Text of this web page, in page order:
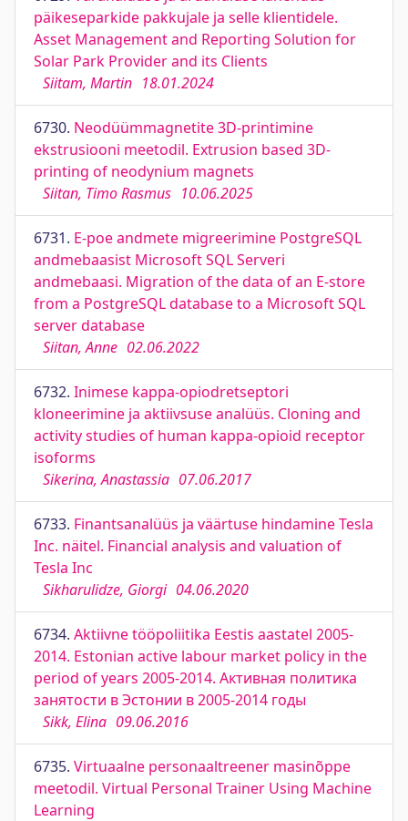
päikeseparkide pakkujale ja selle klientidele.
Asset Management and Reporting Solution for
Solar Park Provider and its Clients
Siitam, Martin 18.01.2024
6730. Neodüümmagnetite 3D-printimine
ekstrusiooni meetodil. Extrusion based 3D-
printing of neodynium magnets
Siitan, Timo Rasmus 10.06.2025
6731. E-poe andmete migreerimine PostgreSQL
andmebaasist Microsoft SQL Serveri
andmebaasi. Migration of the data of an E-store
from a PostgreSQL database to a Microsoft SQL
server database
Siitan, Anne 02.06.2022
6732. Inimese kappa-opiodretseptori
kloneerimine ja aktiivsuse analüüs. Cloning and
activity studies of human kappa-opioid receptor
isoforms
Sikerina, Anastassia 07.06.2017
6733. Finantsanalüüs ja väärtuse hindamine Tesla
Inc. näitel. Financial analysis and valuation of
Tesla Inc
Sikharulidze, Giorgi 04.06.2020
6734. Aktiivne tööpoliitika Eestis aastatel 2005-
2014. Estonian active labour market policy in the
period of years 2005-2014. Активная политика
занятости в Эстонии в 2005-2014 годы
Sikk, Elina 09.06.2016
6735. Virtuaalne personaaltreener masinõppe
meetodil. Virtual Personal Trainer Using Machine
Learning